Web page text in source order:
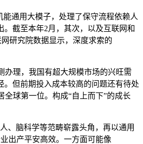
通用大模子，处理了保守流程依赖人
截至本年2月，其次，以及互联网和
研究院数据显示，深度求索的
理，我国有超大规模市场的兴旺需
但前期投入成本较高的问题还有待处
球第一位。构成“自上而下”的成长
、脑科学等范畴崭露头角，再以通用
出产平安高效。一方面可能像